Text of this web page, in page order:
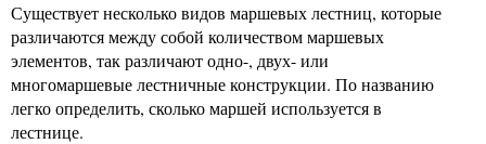
Существует несколько видов маршевых лестниц, которые
различаются между собой количеством маршевых
элементов, так различают одно-, двух- или
многомаршевые лестничные конструкции. По названию
легко определить, сколько маршей используется в
лестнице.